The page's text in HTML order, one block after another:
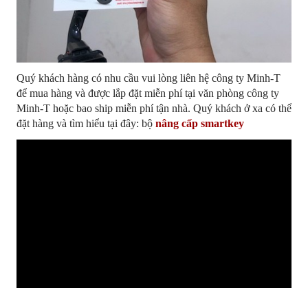
Quý khách hàng có nhu cầu vui lòng liên hệ công ty Minh-T
để mua hàng và được lắp đặt miễn phí tại văn phòng công ty
Minh-T hoặc bao ship miễn phí tận nhà. Quý khách ở xa có thể
đặt hàng và tìm hiểu tại đây: bộ nâng cấp smartkey